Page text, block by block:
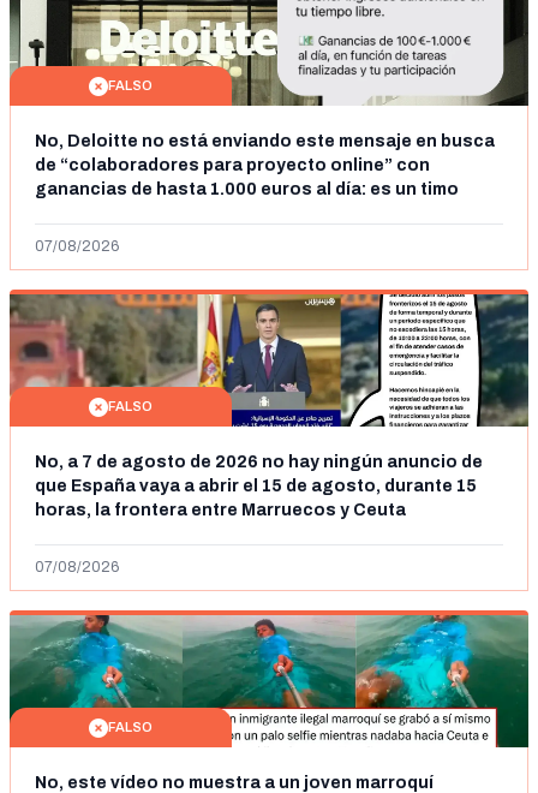
FALSO
No, Deloitte no está enviando este mensaje en busca
de “colaboradores para proyecto online” con
ganancias de hasta 1.000 euros al día: es un timo
07/08/2026
FALSO
No, a 7 de agosto de 2026 no hay ningún anuncio de
que España vaya a abrir el 15 de agosto, durante 15
horas, la frontera entre Marruecos y Ceuta
07/08/2026
FALSO
No, este vídeo no muestra a un joven marroquí